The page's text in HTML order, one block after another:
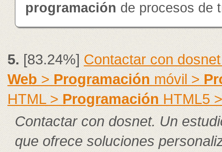
programación de procesos de
5. [83.24%]Contactar con
Web> Programación móvil >
HTML >Programación HTML5
Contactar con dosnet. Un
que ofrece soluciones